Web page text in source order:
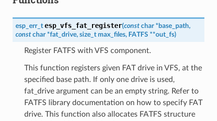
esp_err_t esp_vfs_fat_register(const char * base_path,
const char *fat_drive, size_t max_files, FATFS **out_fs)
Register FATFS with VFS component.
This function registers given FAT drive in VFS, at the
specified base path. If only one drive is used,
fat_drive argument can be an empty string. Refer to
FATFS library documentation on how to specify FAT
drive. This function also allocates FATFS structure